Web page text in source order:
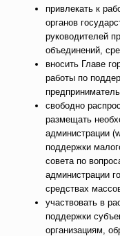
привлекать к
органов
руководителей
объединений,
вносить Главе
работы по
свободно
размещать
администрации
поддержки
совета по
администрации
средствах
участвовать в
поддержки
организациям,